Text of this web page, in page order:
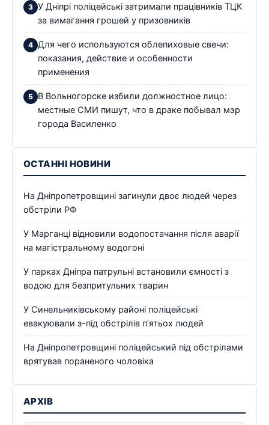
У Дніпрі поліцейські затримали працівників ТЦК
за вимагання грошей у призовників
Для чего используются облепиховые свечи:
показания, действие и особенности
применения
В Вольногорске избили должностное лицо:
местные СМИ пишут, что в драке побывал мэр
города Василенко
ОСТАННІ НОВИНИ
На Дніпропетровщині загинули двоє людей через
обстріли РФ
У Марганці відновили водопостачання після аварії
на магістральному водогоні
У парках Дніпра патрульні встановили ємності з
водою для безпритульних тварин
У Синельниківському районі поліцейські
евакуювали з-під обстрілів п’ятьох людей
На Дніпропетровщині поліцейський під обстрілами
врятував пораненого чоловіка
АРХІВ